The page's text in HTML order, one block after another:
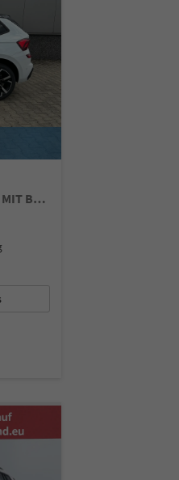
Selection *ANGEBOT FÜR MENSCHEN MIT BEHINDERUNG AB 50%! 1.0 TSI 115PS, Klimaanlage, Sitzheizung, Parksensoren hinten, LED-Scheinwerfer, Tempomat, Infotainment 8", Virtual Cockpit Nebelscheinwerfer, Dachreling